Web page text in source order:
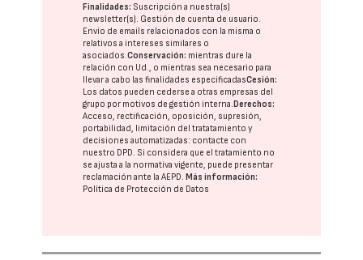
Finalidades: Suscripción a nuestra(s)
newsletter(s). Gestión de cuenta de usuario.
Envío de emails relacionados con la misma o
relativos a intereses similares o
asociados.Conservación: mientras dure la
relación con Ud., o mientras sea necesario para
llevar a cabo las finalidades especificadasCesión:
Los datos pueden cederse a otras empresas del
grupo por motivos de gestión interna.Derechos:
Acceso, rectificación, oposición, supresión,
portabilidad, limitación del tratatamiento y
decisiones automatizadas: contacte con
nuestro DPD. Si considera que el tratamiento no
se ajusta a la normativa vigente, puede presentar
reclamación ante laAEPD.Más información:
Política de Protección de Datos